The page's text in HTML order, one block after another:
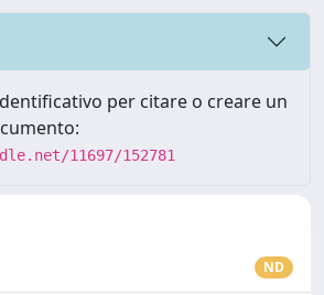
per citare o creare un
11697/152781
ND